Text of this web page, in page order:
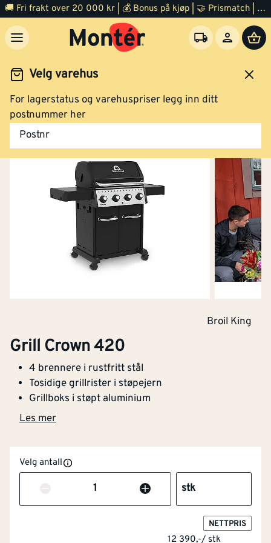
🚚 Fri frakt over 20 000 kr | 💰 Bonus på kjøp | 🤝 Prismatch | ⭐ 100% fornøyd garanti | 🏪 140 byggevarehus
Velg varehus
For lagerstatus og varehuspriser legg inn ditt
postnummer her
Postnr
Uterom Grill og bålpanne
Broil King
Grill Crown 420
4 brennere i rustfritt stål
Tosidige grillrister i støpejern
Grillboks i støpt aluminium
Les mer
Velg antall
Antall stk
NETTPRIS
12 390,-/ stk